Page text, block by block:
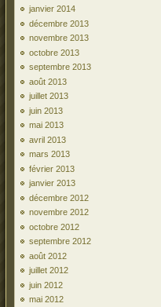
janvier 2014
décembre 2013
novembre 2013
octobre 2013
septembre 2013
août 2013
juillet 2013
juin 2013
mai 2013
avril 2013
mars 2013
février 2013
janvier 2013
décembre 2012
novembre 2012
octobre 2012
septembre 2012
août 2012
juillet 2012
juin 2012
mai 2012